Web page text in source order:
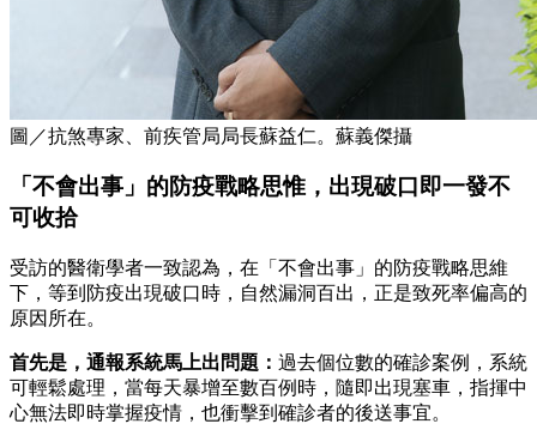
圖／抗煞專家、前疾管局局長蘇益仁。蘇義傑攝
「不會出事」的防疫戰略思惟，出現破口即一發不
可收拾
受訪的醫衛學者一致認為，在「不會出事」的防疫戰略思維
下，等到防疫出現破口時，自然漏洞百出，正是致死率偏高的
原因所在。
首先是，通報系統馬上出問題： 過去個位數的確診案例，系統
可輕鬆處理，當每天暴增至數百例時，隨即出現塞車，指揮中
心無法即時掌握疫情，也衝擊到確診者的後送事宜。